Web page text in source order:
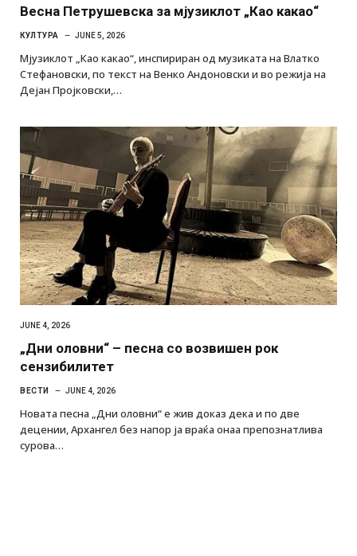
Весна Петрушевска за мјузиклот „Као какао“
КУЛТУРА JUNE 5, 2026
Мјузиклот „Као какао“, инспириран од музиката на Влатко
Стефановски, по текст на Венко Андоновски и во режија на
Дејан Пројковски,…
JUNE 4, 2026
„Дни оловни“ – песна со возвишен рок
сензибилитет
ВЕСТИ JUNE 4, 2026
Новата песна „Дни оловни“ е жив доказ дека и по две
децении, Архангел без напор ја враќа онаа препознатлива
сурова…